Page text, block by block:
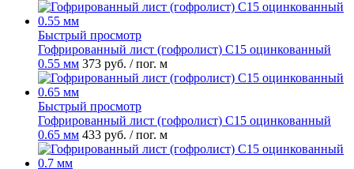
Быстрый просмотр
Гофрированный лист (гофролист) С15 оцинкованный
0.55 мм 373 руб. / пог. м
Быстрый просмотр
Гофрированный лист (гофролист) С15 оцинкованный
0.65 мм 433 руб. / пог. м